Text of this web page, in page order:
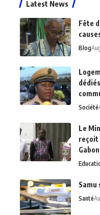
Latest News
Fête
Blog
Société
Le
reçoit
Samu
Santé